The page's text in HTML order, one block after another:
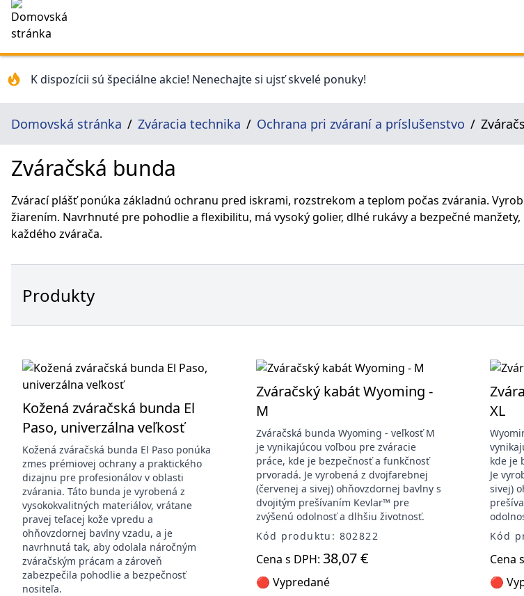
K dispozícii sú špeciálne akcie! Nenechajte si ujsť skvelé ponuky!
Domovská stránka Zváracia technika Ochrana pri zváraní a príslušenstvo
Zváračská bunda
Zvárací plášť ponúka základnú ochranu pred iskrami, rozstrekom a teplom počas zvárania.
žiarením. Navrhnuté pre pohodlie a flexibilitu, má vysoký golier, dlhé rukávy a bezpečné
každého zvárača.
Produkty
Kožená zváračská bunda El
Paso, univerzálna veľkosť
Kožená zváračská bunda El Paso ponúka
zmes prémiovej ochrany a praktického
dizajnu pre profesionálov v oblasti
zvárania. Táto bunda je vyrobená z
vysokokvalitných materiálov, vrátane
pravej teľacej kože vpredu a
ohňovzdornej bavlny vzadu, a je
navrhnutá tak, aby odolala náročným
zváračským prácam a zároveň
zabezpečila pohodlie a bezpečnosť
nositeľa.
Zváračský kabát Wyoming -
M
Zváračská bunda Wyoming - veľkosť M
je vynikajúcou voľbou pre zváracie
práce, kde je bezpečnosť a funkčnosť
prvoradá. Je vyrobená z dvojfarebnej
(červenej a sivej) ohňovzdornej bavlny s
dvojitým prešívaním Kevlar™ pre
zvýšenú odolnosť a dlhšiu životnosť.
Kód produktu: 802822
Cena s DPH: 38,07 €
🔴 Vypredané
XL
kde je
Je
sivej)
Kód
Cena
🔴